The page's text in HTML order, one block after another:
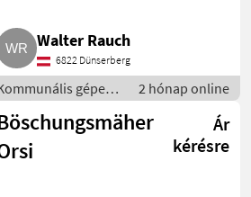
Walter Rauch
6822 Dünserberg
gépek /
2 hónap online
Ár
kérésre